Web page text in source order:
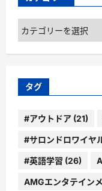
カ
テ
ゴ
ー
タグ
#アウトドア (21)
#サロンドロワイヤ
#英語学習 (26)
AMGエンタテイン